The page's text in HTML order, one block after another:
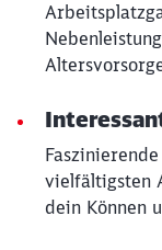
vielfältigsten
dein Können